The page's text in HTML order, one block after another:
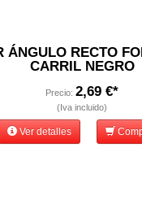
ÁNGULO RECTO
CARRIL NEGRO
Precio: 2,69 €*
(Iva incluido)
Ver detalles